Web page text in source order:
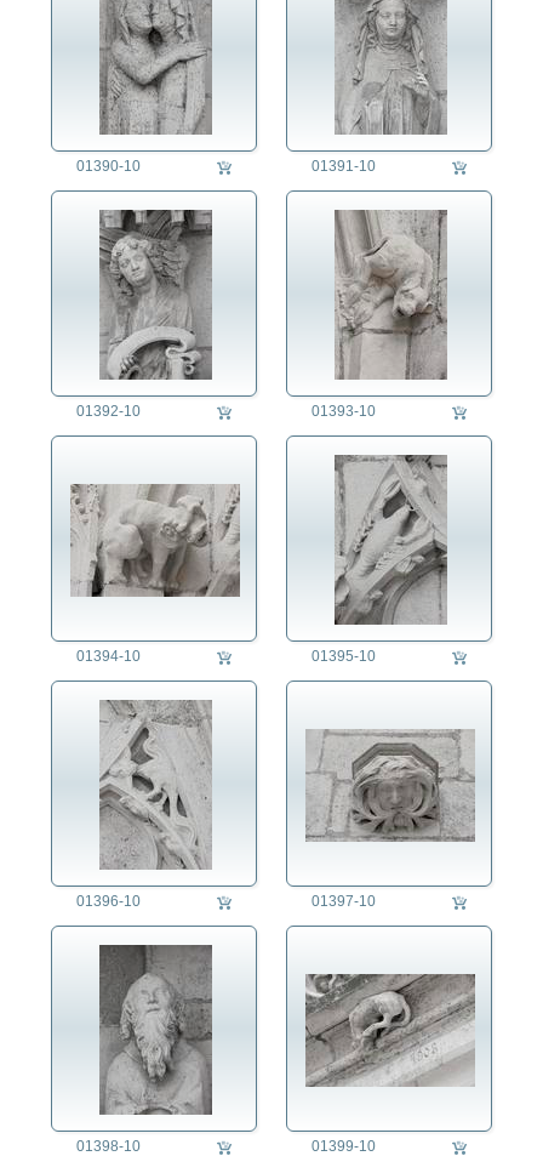
Umwelt
Verkehr
Wetter
Wirtschaft
auftragsproduktion
fotorecherche
die fotografen
fotoagentur
für fotografen
agb
01390-10 01391-10
01392-10 01393-10
01394-10 01395-10
01396-10 01397-10
01398-10 01399-10